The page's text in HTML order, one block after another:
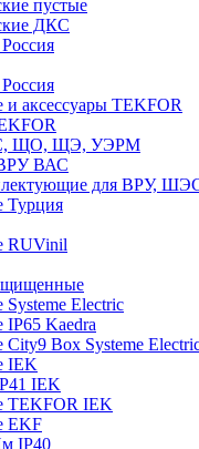
пустые
ДКС
и аксессуары TEKFOR
ЩО, ЩЭ, УЭРМ
ВРУ ВАС
для ВРУ,
Турция
RUVinil
Electric
IP65 Kaedra
City9 Box Systeme
IEK
IEK
TEKFOR IEK
EKF
IP40